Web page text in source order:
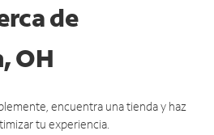
de
OH
encuentra una tienda y haz
tu experiencia.